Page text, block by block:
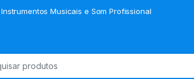
Musicais e Som Profissional